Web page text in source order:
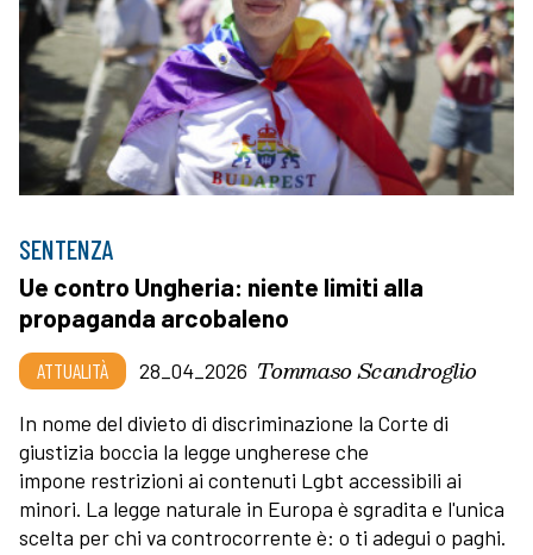
SENTENZA
Ue contro Ungheria: niente limiti alla
propaganda arcobaleno
ATTUALITÀ 28_04_2026 Tommaso Scandroglio
In nome del divieto di discriminazione la Corte di
giustizia boccia la legge ungherese che
impone restrizioni ai contenuti Lgbt accessibili ai
minori. La legge naturale in Europa è sgradita e l'unica
scelta per chi va controcorrente è: o ti adegui o paghi.